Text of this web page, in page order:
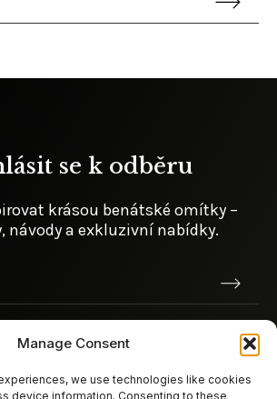
Manage Consent
we use technologies like cookies
device information. Consenting to these
se k odběru
krásou benátské omítky –
návodya exkluzivnínabídky.
Rychlé odkazy
Kontakty